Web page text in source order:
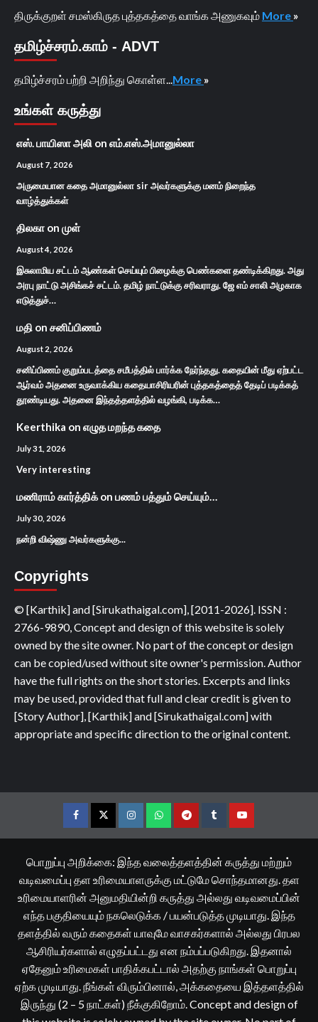
திருக்குறள் சமஸ்கிருத புத்தகத்தை வாங்க அணுகவும் More »
தமிழ்ச்சரம்.காம் - ADVT
தமிழ்ச்சரம் பற்றி அறிந்து கொள்ள... More »
உங்கள் கருத்து
எஸ். பாயிஸா அலி on எம்.எஸ்.அமானுல்லா
August 7, 2026
அருமையான கதை அமானுல்லா sir அவர்களுக்கு மனம் நிறைந்த
வாழ்த்துக்கள்
திலகா on முள்
August 4, 2026
இசுலாமிய சட்டம் ஆண்கள் செய்யும் பிழைக்கு பெண்களை தண்டிக்கிறது. அது
அரபு நாட்டு அசிங்கச் சட்டம். தமிழ் நாட்டுக்கு சரிவராது. ஜே எம் சாலி அழகாக
எடுத்துச்…
மதி on சனிப்பிணம்
August 2, 2026
சனிப்பிணம் குறும்படத்தை சமீபத்தில் பார்க்க நேர்ந்தது. கதையின் மீது ஏற்பட்ட
ஆர்வம் அதனை உருவாக்கிய கதையாசிரியரின் புத்தகத்தைத் தேடிப் படிக்கத்
தூண்டியது. அதனை இந்தத்தளத்தில் வழங்கி, படிக்க…
Keerthika on எழுத மறந்த கதை
July 31, 2026
Very interesting
மணிராம் கார்த்திக்on பணம் பத்தும் செய்யும்…
July 30, 2026
நன்றி விஷ்ணு அவர்களுக்கு...
Copyrights
© [Karthik] and [Sirukathaigal.com], [2011-2026]. ISSN :
2766-9890, Concept and design of this website is solely
owned by the site owner. No part of the concept or design
can be copied/used without site owner's permission. Author
have the full rights on the short stories. Excerpts and links
may be used, provided that full and clear credit is given to
[Story Author], [Karthik] and [Sirukathaigal.com] with
appropriate and specific direction to the original content.
FacebookTwitterInstagramWhatsappTelegramTumblrYouTube
பொறுப்பு அறிக்கை: இந்த வலைத்தளத்தின் கருத்து மற்றும்
வடிவமைப்பு தள உரிமையாளருக்கு மட்டுமே சொந்தமானது. தள
உரிமையாளரின் அனுமதியின்றி கருத்து அல்லது வடிவமைப்பின்
எந்த பகுதியையும் நகலெடுக்க / பயன்படுத்த முடியாது. இந்த
தளத்தில் வரும் கதைகள் யாவுமே வாசகர்களால் அல்லது பிரபல
ஆசிரியர்களால் எழுதப்பட்டது என நம்பப்படுகிறது. இதனால்
ஏதேனும் உரிமைகள் பாதிக்கபட்டால் அதற்கு நாங்கள் பொறுப்பு
ஏற்க முடியாது. நீங்கள் விரும்பினால், அக்கதையை இத்தளத்தில்
இருந்து (2 – 5 நாட்கள்) நீக்குகிறோம். Concept and design of